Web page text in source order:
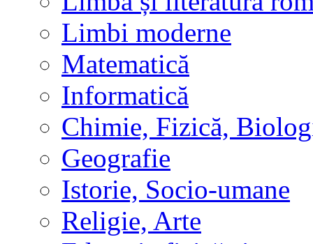
Limbi moderne
Matematică
Informatică
Chimie, Fizică,
Geografie
Istorie, Socio-umane
Religie, Arte